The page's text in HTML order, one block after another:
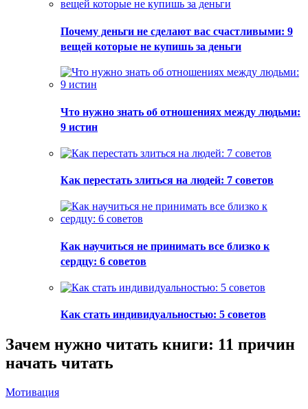
Почему деньги не сделают вас счастливыми: 9
вещей которые не купишь за деньги
Что нужно знать об отношениях между людьми:
9 истин
Как перестать злиться на людей: 7 советов
Как научиться не принимать все близко к
сердцу: 6 советов
Как стать индивидуальностью: 5 советов
Зачем нужно читать книги: 11 причин
начать читать
Мотивация